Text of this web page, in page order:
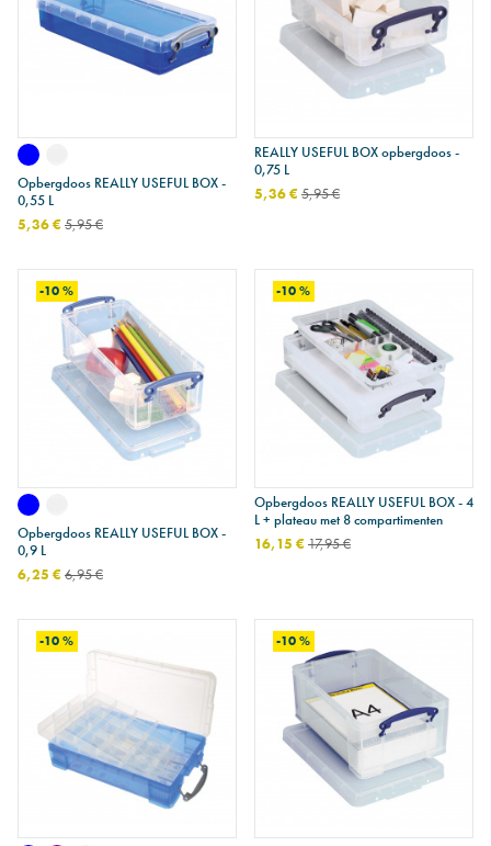
Opbergdoos REALLY USEFUL BOX -
0,55 L
5,36 €5,95 €
REALLY USEFUL BOX opbergdoos -
0,75 L
5,36 €5,95 €
-10 %
Opbergdoos REALLY USEFUL BOX -
0,9 L
6,25 €6,95 €
-10 %
Opbergdoos REALLY USEFUL BOX - 4
L + plateau met 8 compartimenten
16,15 €17,95 €
-10 % -10 %